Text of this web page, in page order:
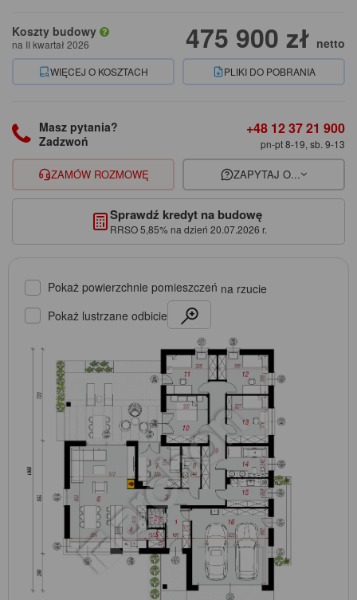
Koszty budowy
na II kwartał 2026 475 900 zł netto
WIĘCEJ O KOSZTACH PLIKI DO POBRANIA
Masz pytania?
Zadzwoń
+48 12 37 21 900
pn-pt 8-19, sb. 9-13
ZAMÓW ROZMOWĘ ZAPYTAJ O...
Sprawdź kredyt na budowę
RRSO 5,85% na dzień 20.07.2026 r.
Pokaż powierzchnie pomieszczeń na rzucie
Pokaż lustrzane odbicie